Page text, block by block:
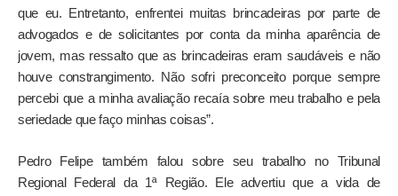
que eu. Entretanto, enfrentei muitas brincadeiras por parte de
advogados e de solicitantes por conta da minha aparência de
jovem, mas ressalto que as brincadeiras eram saudáveis e não
houve constrangimento. Não sofri preconceito porque sempre
percebi que a minha avaliação recaía sobre meu trabalho e pela
seriedade que faço minhas coisas”.
Pedro Felipe também falou sobre seu trabalho no Tribunal
Regional Federal da 1ª Região. Ele advertiu que a vida de